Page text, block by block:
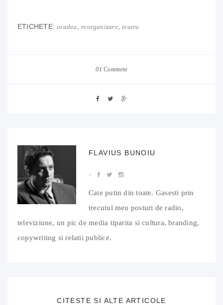
ETICHETE:oradea ,reorganizare,teatru
01 Comment
FLAVIUS BUNOIU
Cate putin din toate. Gasesti prin
trecutul meu posturi de radio,
televiziune, un pic de media tiparita si cultura, branding,
copywriting si relatii publice.
CITESTE SI ALTE ARTICOLE